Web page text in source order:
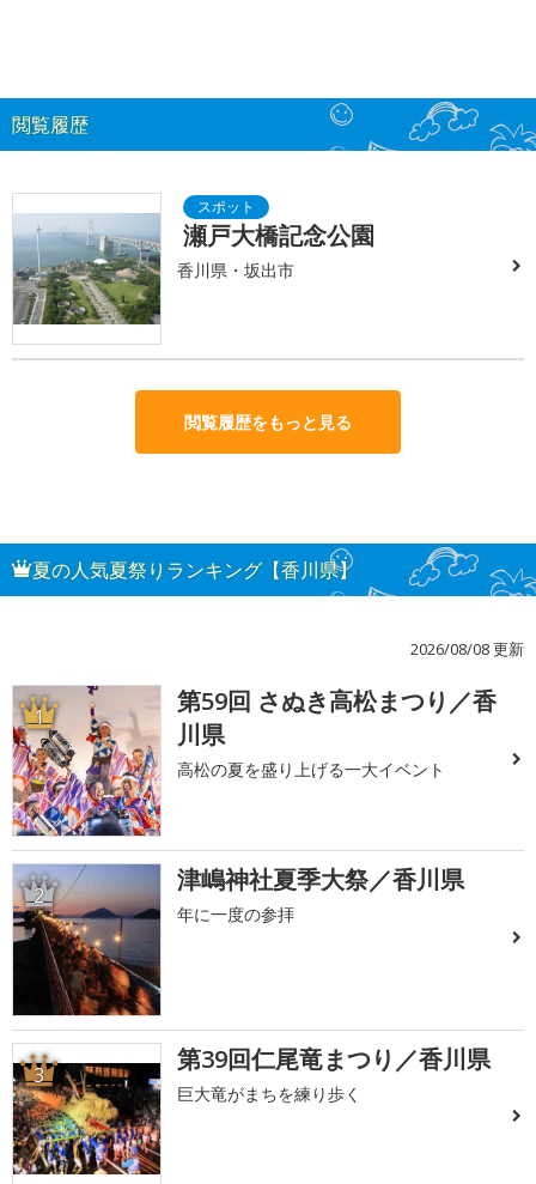
閲覧履歴
瀬戸大橋記念公園
香川県・坂出市
閲覧履歴をもっと見る
夏の人気夏祭りランキング【香川県】
2026/08/08 更新
1
第59回 さぬき高松まつり／香
川県
高松の夏を盛り上げる一大イベント
2 津嶋神社夏季大祭／香川県
年に一度の参拝
3 第39回仁尾竜まつり／香川県
巨大竜がまちを練り歩く